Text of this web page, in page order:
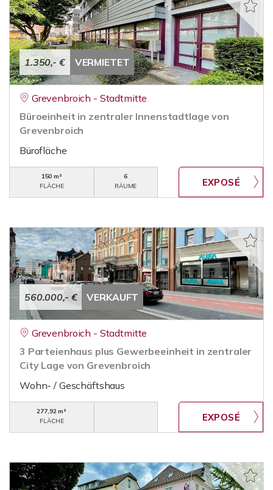
1.350,- € VERMIETET
Grevenbroich - Stadtmitte
Büroeinheit in zentraler Innenstadtlage von
Grevenbroich
Bürofläche
150 m²
FLÄCHE
6
RÄUME
560.000,- € VERKAUFT
Grevenbroich - Stadtmitte
3 Parteienhaus plus Gewerbeeinheit in zentraler
City Lage von Grevenbroich
Wohn- / Geschäftshaus
277,92 m²
FLÄCHE